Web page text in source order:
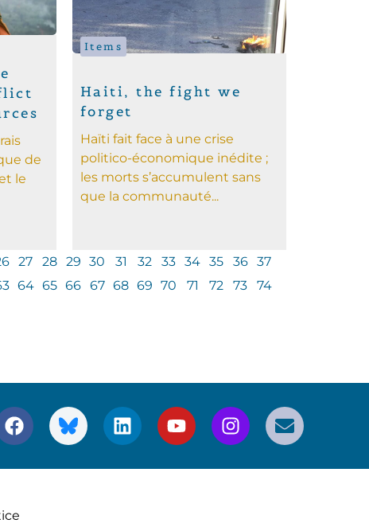
de
le
Items
Haiti, the fight we
forget
Haïti fait face à une crise
politico-économique inédite ;
les morts s’accumulent sans
que la communauté...
27 28 29 30 31 32 33 34 35 36
37
64 65 66 67 68 69 70 71 72 73
74